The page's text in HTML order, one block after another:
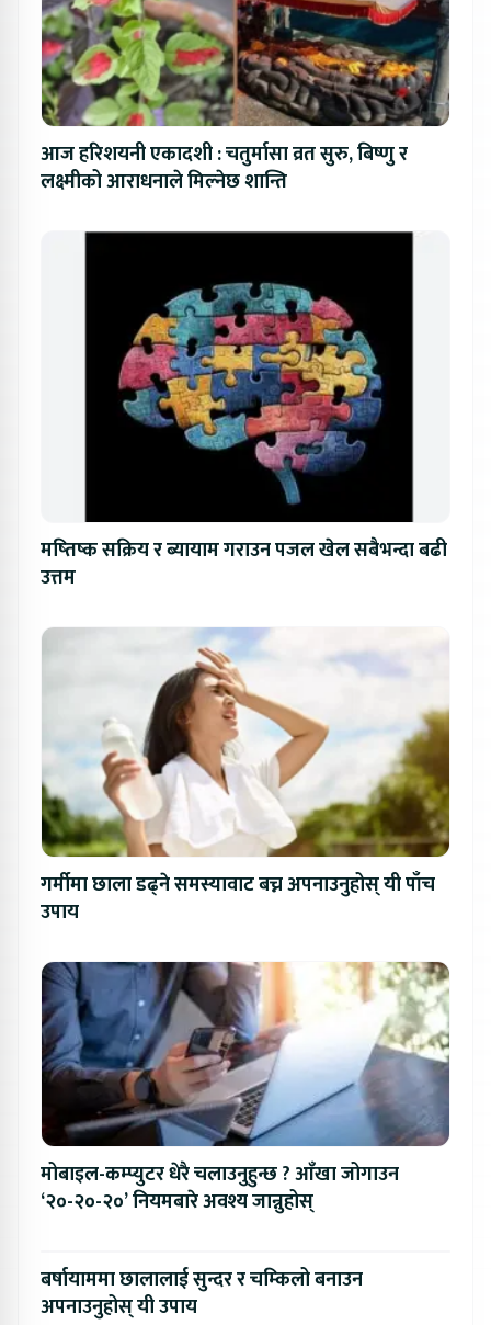
आज हरिशयनी एकादशी : चतुर्मासा व्रत सुरु, बिष्णु र
लक्ष्मीको आराधनाले मिल्नेछ शान्ति
मष्तिष्क सक्रिय र ब्यायाम गराउन पजल खेल सबैभन्दा बढी
उत्तम
गर्मीमा छाला डढ्ने समस्यावाट बच्न अपनाउनुहोस् यी पाँच
उपाय
मोबाइल-कम्प्युटर धेरै चलाउनुहुन्छ ? आँखा जोगाउन
‘२०-२०-२०’ नियमबारे अवश्य जान्नुहोस्
बर्षायाममा छालालाई सुन्दर र चम्किलो बनाउन
अपनाउनुहोस् यी उपाय